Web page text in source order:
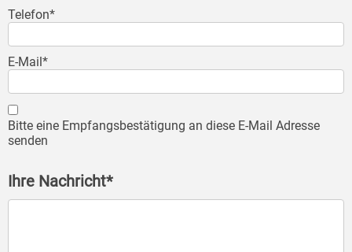
Telefon*
E-Mail*
Bitte eine Empfangsbestätigung an diese E-Mail Adresse
senden
Ihre Nachricht*